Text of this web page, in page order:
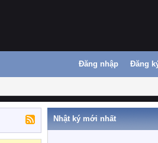
Đăng nhập Đăng
Nhật ký mới nhất